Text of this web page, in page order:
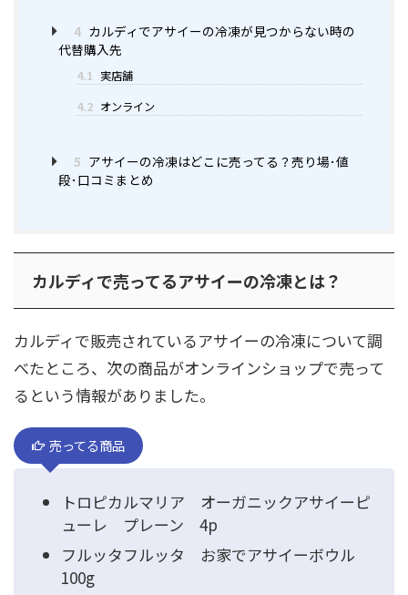
4 カルディでアサイーの冷凍が見つからない時の
代替購入先
4.1 実店舗
4.2 オンライン
5 アサイーの冷凍はどこに売ってる？売り場･値
段･口コミまとめ
カルディで売ってるアサイーの冷凍とは？
カルディで販売されているアサイーの冷凍について調
べたところ、次の商品がオンラインショップで売って
るという情報がありました。
売ってる商品
トロピカルマリア オーガニックアサイーピ
ューレ プレーン 4p
フルッタフルッタ お家でアサイーボウル
100g